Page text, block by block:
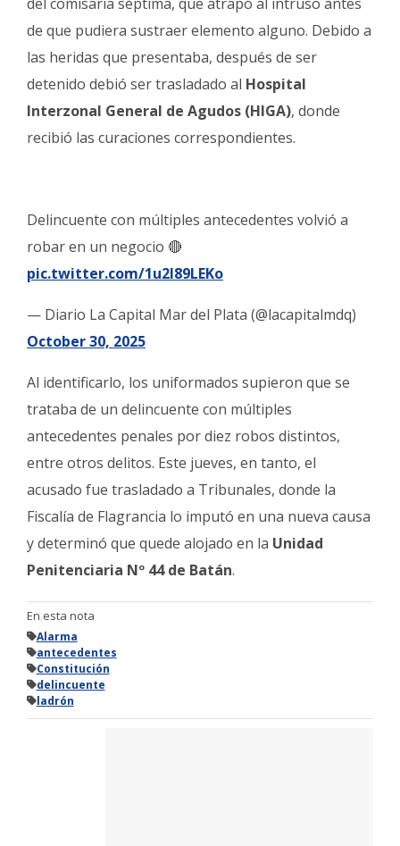
de que pudiera sustraer elemento alguno. Debido a
las heridas que presentaba, después de ser
detenido debió ser trasladado al Hospital
Interzonal General de Agudos (HIGA), donde
recibió las curaciones correspondientes.
Delincuente con múltiples antecedentes volvió a
robar en un negocio 🔴
pic.twitter.com/1u2I89LEKo
— Diario La Capital Mar del Plata (@lacapitalmdq)
October 30, 2025
Al identificarlo, los uniformados supieron que se
trataba de un delincuente con múltiples
antecedentes penales por diez robos distintos,
entre otros delitos. Este jueves, en tanto, el
acusado fue trasladado a Tribunales, donde la
Fiscalía de Flagrancia lo imputó en una nueva causa
y determinó que quede alojado en la Unidad
Penitenciaria Nº 44 de Batán.
En esta nota
Alarma
antecedentes
Constitución
delincuente
ladrón